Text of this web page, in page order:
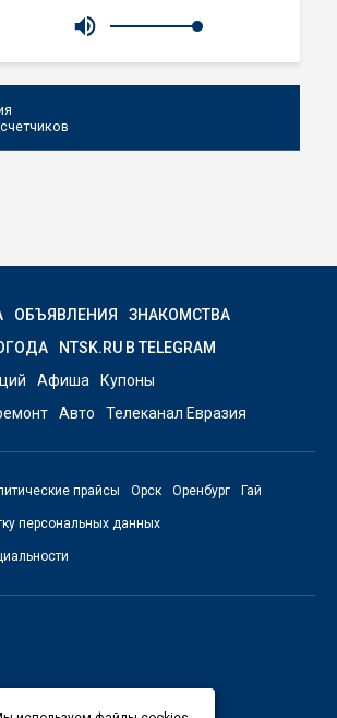
ОБЪЯВЛЕНИЯ
ЗНАКОМСТВА
NTSK.RU В TELEGRAM
Афиша
Купоны
Авто Телеканал Евразия
прайсы Орск Оренбург Гай
персональных данных